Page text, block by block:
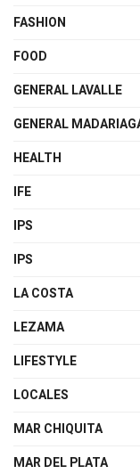
FASHION
FOOD
GENERAL LAVALLE
GENERAL
HEALTH
IFE
IPS
IPS
LA COSTA
LEZAMA
LIFESTYLE
LOCALES
MAR CHIQUITA
MAR DEL PLATA